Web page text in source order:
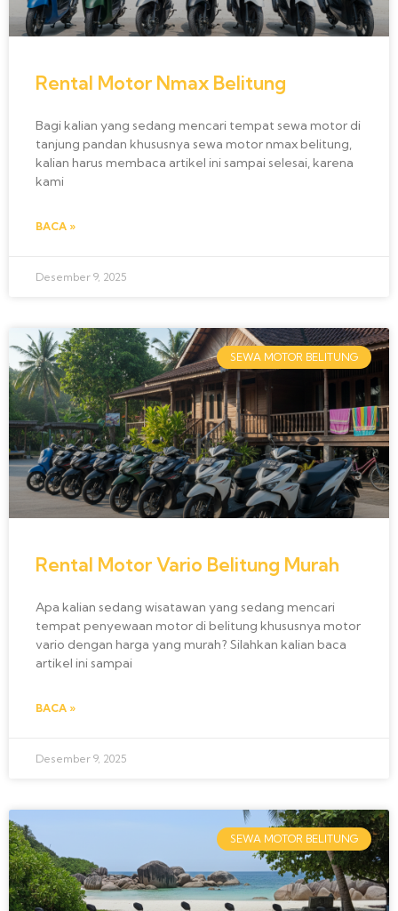
Rental Motor Nmax Belitung
Bagi kalian yang sedang mencari tempat sewa motor di
tanjung pandan khususnya sewa motor nmax belitung,
kalian harus membaca artikel ini sampai selesai, karena
kami
BACA »
Desember 9, 2025
SEWA MOTOR BELITUNG
Rental Motor Vario Belitung Murah
Apa kalian sedang wisatawan yang sedang mencari
tempat penyewaan motor di belitung khususnya motor
vario dengan harga yang murah? Silahkan kalian baca
artikel ini sampai
BACA »
Desember 9, 2025
SEWA MOTOR BELITUNG